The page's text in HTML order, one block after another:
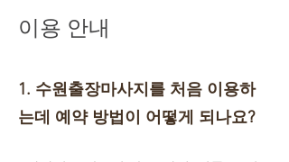
이용 안내
1. 수원출장마사지를 처음 이용하
는데 예약 방법이 어떻게 되나요?